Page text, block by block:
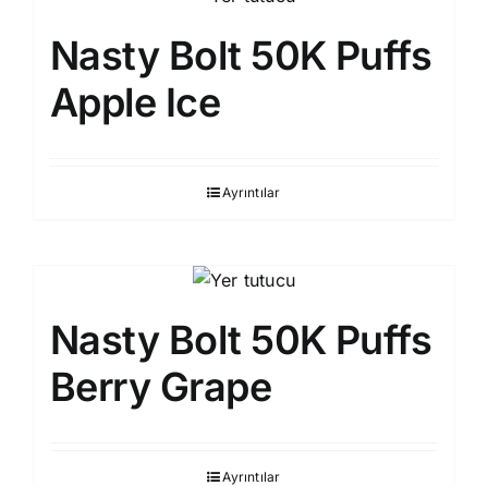
Nasty Bolt 50K Puffs
Apple Ice
Ayrıntılar
Nasty Bolt 50K Puffs
Berry Grape
Ayrıntılar